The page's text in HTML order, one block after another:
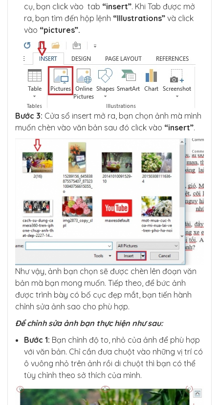
cụ, bạn click vào tab “insert”. Khi Tab được mở
ra, bạn tìm đến hộp lệnh “lllustrations” và click
vào “pictures”.
Bước 3: Cửa sổ insert mở ra, bạn chọn ảnh mà mình
muốn chèn vào văn bản sau đó click vào “insert”.
Như vậy, ảnh bạn chọn sẽ được chèn lên đoạn văn
bản mà bạn mong muốn. Tiếp theo, để bức ảnh
được trình bày có bố cục đẹp mắt, bạn tiến hành
chỉnh sửa ảnh sao cho phù hợp.
Để chỉnh sửa ảnh bạn thực hiện như sau:
Bước 1: Bạn chỉnh độ to, nhỏ của ảnh để phù hợp
với văn bản. Chỉ cần đưa chuột vào những vị trí có
ô vuông nhỏ trên ảnh rồi di chuột thì bạn có thể
tùy chỉnh theo sở thích của mình.